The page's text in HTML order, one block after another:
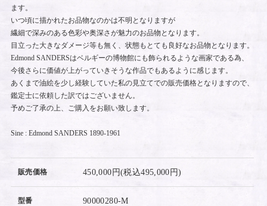
ます。
いつ頃に描かれたお品物なのかは不明となりますが
繊細で深みのある色彩や奥深さが魅力のお品物となります。
目立った大きなダメージ等も無く、状態もとても良好なお品物となります。
Edmond SANDERSはベルギーの博物館にも飾られるような画家である為、
今後さらに価値が上がっていきそうな作品でもあるように感じます。
あくまで油絵を少し経験していた私の見立てでの販売価格となりますので、
鑑定士に依頼した訳ではございません。
予めご了承の上、ご購入をお願い致します。
Sine : Edmond SANDERS 1890-1961
販売価格 450,000円(税込495,000円)
型番 90000280-M